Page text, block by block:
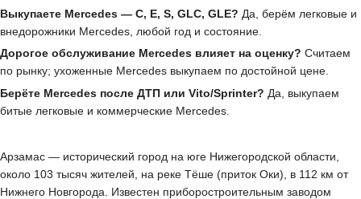
Выкупаете Mercedes — C, E, S, GLC, GLE? Да, берём легковые и
внедорожники Mercedes, любой год и состояние.
Дорогое обслуживание Mercedes влияет на оценку? Считаем
по рынку; ухоженные Mercedes выкупаем по достойной цене.
Берёте Mercedes после ДТП или Vito/Sprinter? Да, выкупаем
битые легковые и коммерческие Mercedes.
Арзамас — исторический город на юге Нижегородской области,
около 103 тысяч жителей, на реке Тёше (приток Оки), в 112 км от
Нижнего Новгорода. Известен приборостроительным заводом